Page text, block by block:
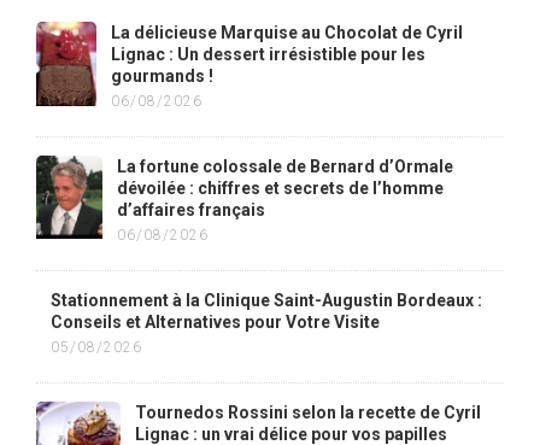
La délicieuse Marquise au Chocolat de Cyril
Lignac : Un dessert irrésistible pour les
gourmands !
06/08/2026
La fortune colossale de Bernard d’Ormale
dévoilée : chiffres et secrets de l’homme
d’affaires français
06/08/2026
Stationnement à la Clinique Saint-Augustin Bordeaux :
Conseils et Alternatives pour Votre Visite
05/08/2026
Tournedos Rossini selon la recette de Cyril
Lignac : un vrai délice pour vos papilles